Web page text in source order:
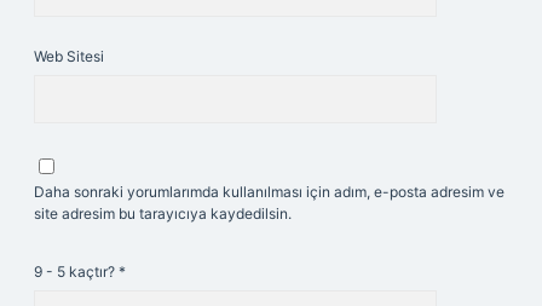
Web Sitesi
Daha sonraki yorumlarımda kullanılması için adım, e-posta adresim ve
site adresim bu tarayıcıya kaydedilsin.
9 - 5 kaçtır? *